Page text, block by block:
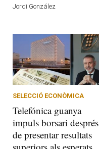
Jordi González
SELECCIÓ ECONÒMICA
Telefónica guanya
impuls borsari després
de presentar resultats